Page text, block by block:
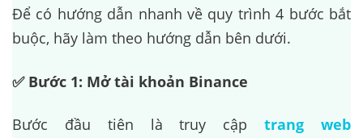
Để có hướng dẫn nhanh về quy trình 4 bước bắt
buộc, hãy làm theo hướng dẫn bên dưới.
✅ Bước 1: Mở tài khoản Binance
Bước đầu tiên là truy cậptrang web